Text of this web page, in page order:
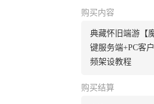
购买内容
典藏怀旧端游【
键服务端+PC客
频架设教程
购买结算